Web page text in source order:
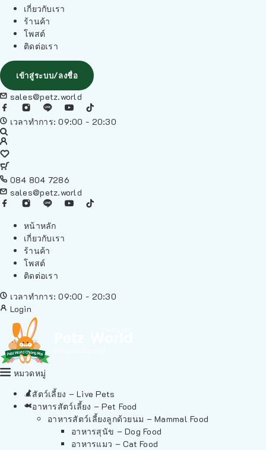
เกี่ยวกับเรา
ร้านค้า
โพสต์
ติดต่อเรา
เข้าสู่ระบบ/ลงชื่อ
sales@petz.world
เวลาทำการ: 09:00 - 20:30
084 804 7286
sales@petz.world
หน้าหลัก
เกี่ยวกับเรา
ร้านค้า
โพสต์
ติดต่อเรา
เวลาทำการ: 09:00 - 20:30
Login
หมวดหมู่
สัตว์เลี้ยง – Live Pets
อาหารสัตว์เลี้ยง – Pet Food
อาหารสัตว์เลี้ยงลูกด้วยนม – Mammal Food
อาหารสุนัข – Dog Food
อาหารแมว – Cat Food